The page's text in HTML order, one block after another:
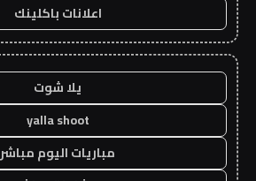
اعلانات باكلينك
يلا شوت
yalla shoot
مباريات اليوم مباشر